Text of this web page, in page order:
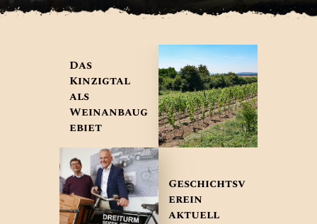
Das
Kinzigtal
als
Weinanbaug
ebiet
Geschichtsv
erein
aktuell